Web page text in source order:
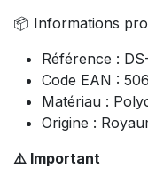
📦 Informations
Référence :
Code EAN :
Matériau :
Origine :
⚠️ Important